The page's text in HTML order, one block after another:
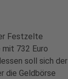
Festzelte
732 Euro
soll sich der
die Geldbörse